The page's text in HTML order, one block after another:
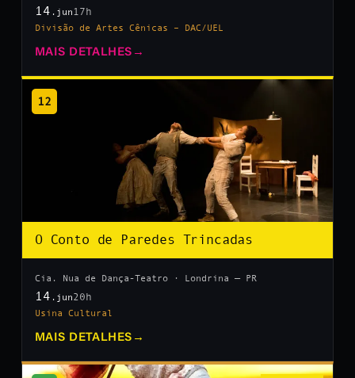
14 .jun 17h
Divisão de Artes Cênicas – DAC/UEL
MAIS DETALHES →
12
O Conto de Paredes Trincadas
Cia. Nua de Dança-Teatro · Londrina — PR
14 .jun20h
Usina Cultural
MAIS DETALHES →